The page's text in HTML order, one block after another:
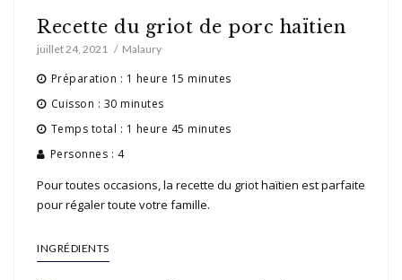
Recette du griot de porc haïtien
juillet 24, 2021 Malaury
Préparation : 1 heure 15 minutes
Cuisson : 30 minutes
Temps total : 1 heure 45 minutes
Personnes : 4
Pour toutes occasions, la recette du griot haïtien est parfaite
pour régaler toute votre famille.
INGRÉDIENTS